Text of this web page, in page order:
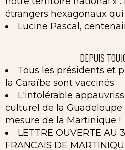
étrangers hexagonaux
Lucine Pascal,
DEPUIS
Tous les présidents et
la Caraïbe sont vaccinés
L'intolérable
culturel de la
mesure de la Martinique !
LETTRE OUVERTE AU
FRANCAIS DE